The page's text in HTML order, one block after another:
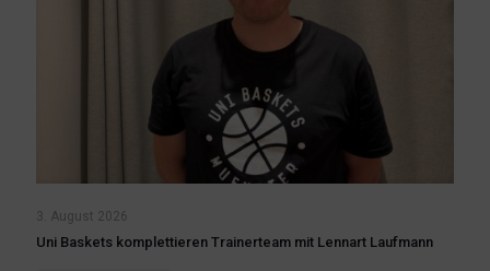
3. August 2026
Uni Baskets komplettieren Trainerteam mit Lennart Laufmann